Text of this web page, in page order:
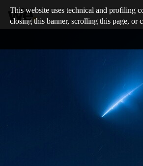
This website uses technical and profiling
closing this banner, scrolling this page, or